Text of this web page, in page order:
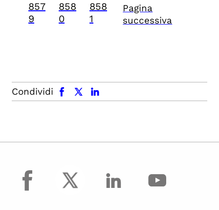
857
9
858
0
858
1
Pagina
successiva
Condividi
facebook x.com linkedin
facebook